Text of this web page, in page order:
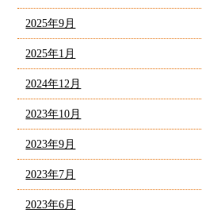
2025年9月
2025年1月
2024年12月
2023年10月
2023年9月
2023年7月
2023年6月